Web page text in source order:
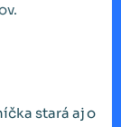
stará aj o